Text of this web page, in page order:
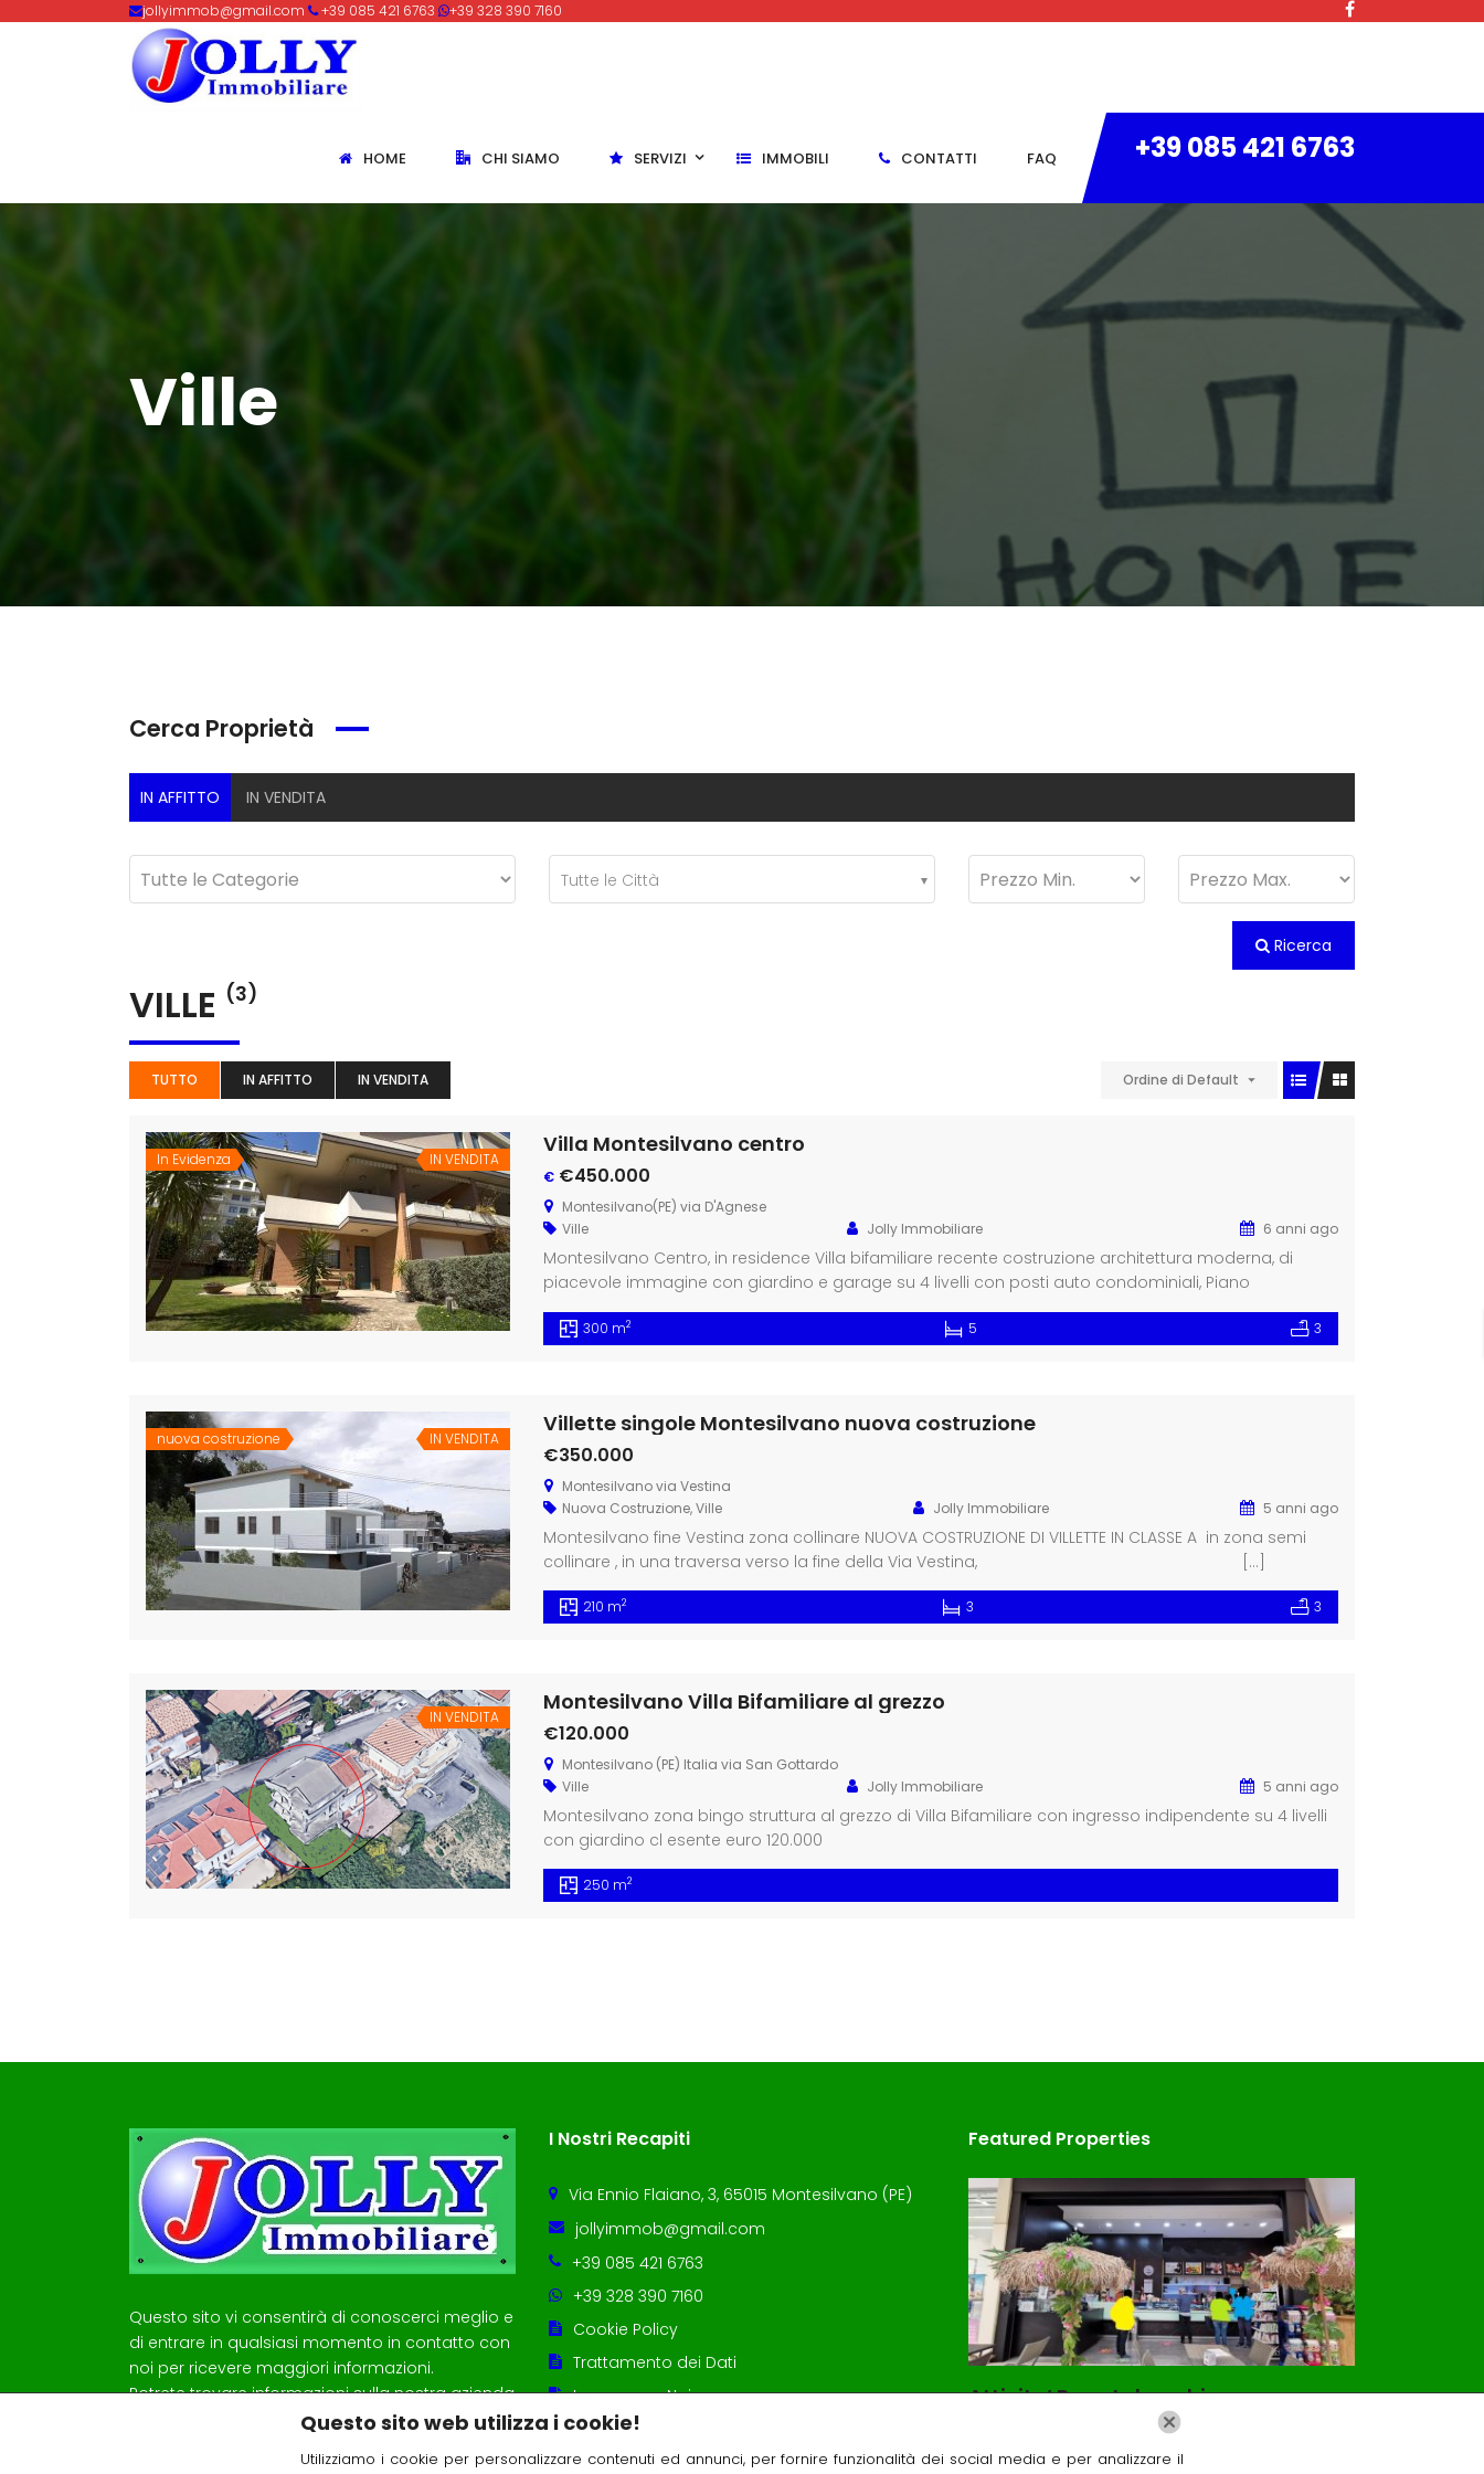
jollyimmob@gmail.com +39 085 421 6763 +39 328 390 7160
HOME CHI SIAMO SERVIZI IMMOBILI CONTATTI FAQ +39 085 421 6763
Ville
Cerca Proprietà
IN AFFITTO IN VENDITA
Tutte le Città
Ricerca
VILLE (3)
TUTTO IN AFFITTO IN VENDITA Ordine di Default
In Evidenza IN VENDITA
Villa Montesilvano centro
€ €450.000
Montesilvano(PE) via D'Agnese
Ville
Jolly Immobiliare 6 anni ago
Montesilvano Centro, in residence Villa bifamiliare recente costruzione architettura moderna, di
piacevole immagine con giardino e garage su 4 livelli con posti auto condominiali, Piano
seminterrato cantina Piano terra ingresso indipendente, Garage (Salotto), salone ampio con
camino, cucina, bagno, 1° piano 3 camere e 2 bagni, terrazzi, 2° piano sottotetto locali di sgombero
300 m2 5 3
nuova costruzione IN VENDITA
Villette singole Montesilvano nuova costruzione
€350.000
Montesilvano via Vestina
Nuova Costruzione,Ville Jolly Immobiliare 5 anni ago
Montesilvano fine Vestina zona collinare NUOVA COSTRUZIONE DI VILLETTE IN CLASSE A in zona semi
collinare , in una traversa verso la fine della Via Vestina, […]
210 m2 3 3
IN VENDITA
Montesilvano Villa Bifamiliare al grezzo
€120.000
Montesilvano (PE) Italia via San Gottardo
Ville
Jolly Immobiliare 5 anni ago
Montesilvano zona bingo struttura al grezzo di Villa Bifamiliare con ingresso indipendente su 4 livelli
con giardino cl esente euro 120.000
250 m2
Questo sito vi consentirà di conoscerci meglio e
di entrare in qualsiasi momento in contatto con
noi per ricevere maggiori informazioni.
Potrete trovare informazioni sulla nostra azienda
I Nostri Recapiti
Via Ennio Flaiano, 3, 65015 Montesilvano (PE)
jollyimmob@gmail.com
+39 085 421 6763
+39 328 390 7160
Cookie Policy
Trattamento dei Dati
Lavora con Noi
Featured Properties
Roseto mare appartamenti giardino nuova costruzione
Price on call
Lungomare Trieste, 64026 Roseto degli Abruzzi TE, Italia
Villa Montesilvano centro
€€450.000
Montesilvano(PE) via D'Agnese
Attivita’ Bar e tabacchi
Pescara Italia
Questo sito web utilizza i cookie!
Utilizziamo i cookie per personalizzare contenuti ed annunci, per fornire funzionalità dei social media e per analizzare il